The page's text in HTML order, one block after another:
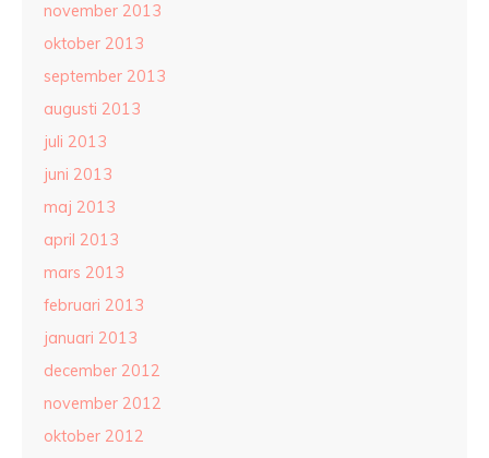
november 2013
oktober 2013
september 2013
augusti 2013
juli 2013
juni 2013
maj 2013
april 2013
mars 2013
februari 2013
januari 2013
december 2012
november 2012
oktober 2012